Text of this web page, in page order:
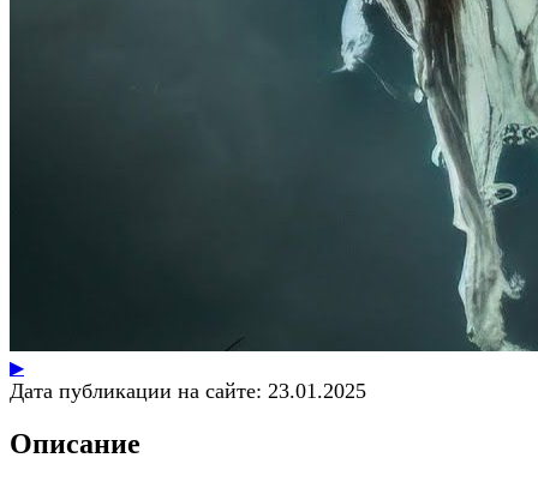
▶
Дата публикации на сайте: 23.01.2025
Описание